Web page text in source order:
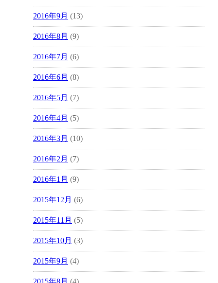
2016年9月 (13)
2016年8月 (9)
2016年7月 (6)
2016年6月 (8)
2016年5月 (7)
2016年4月 (5)
2016年3月 (10)
2016年2月 (7)
2016年1月 (9)
2015年12月 (6)
2015年11月 (5)
2015年10月 (3)
2015年9月 (4)
2015年8月 (4)